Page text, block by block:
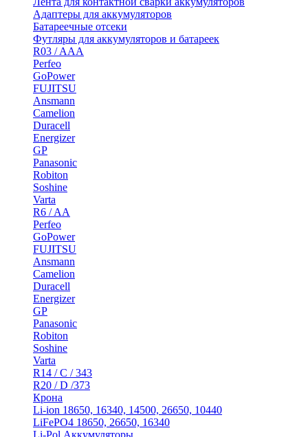
Адаптеры для аккумуляторов
Батареечные отсеки
Футляры для аккумуляторов и батареек
R03 / AAA
Perfeo
GoPower
FUJITSU
Ansmann
Camelion
Duracell
Energizer
GP
Panasonic
Robiton
Soshine
Varta
R6 / AA
Perfeo
GoPower
FUJITSU
Ansmann
Camelion
Duracell
Energizer
GP
Panasonic
Robiton
Soshine
Varta
R14 / C / 343
R20 / D /373
Крона
Li-ion 18650, 16340, 14500, 26650, 10440
LiFePO4 18650, 26650, 16340
Li-Pol Аккумуляторы